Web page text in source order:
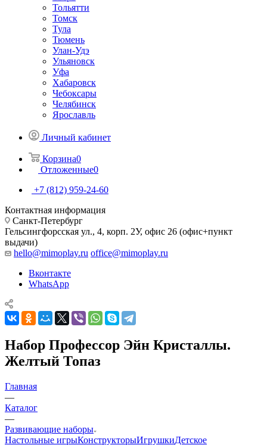
Тольятти
Томск
Тула
Тюмень
Улан-Удэ
Ульяновск
Уфа
Хабаровск
Чебоксары
Челябинск
Ярославль
Личный кабинет
Корзина0
Отложенные0
+7 (812) 959-24-60
Контактная информация
Санкт-Петербург
Гельсингфорсская ул., 4, корп. 2У, офис 26 (офис+пункт
выдачи)
hello@mimoplay.ru office@mimoplay.ru
Вконтакте
WhatsApp
Набор Профессор Эйн Кристаллы.
Желтый Топаз
Главная
—
Каталог
—
Развивающие наборы
Настольные игрыКонструкторыИгрушкиДетское